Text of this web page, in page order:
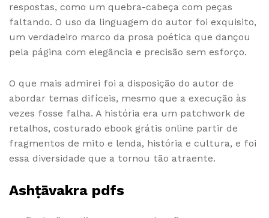
respostas, como um quebra-cabeça com peças
faltando. O uso da linguagem do autor foi exquisito,
um verdadeiro marco da prosa poética que dançou
pela página com elegância e precisão sem esforço.
O que mais admirei foi a disposição do autor de
abordar temas difíceis, mesmo que a execução às
vezes fosse falha. A história era um patchwork de
retalhos, costurado ebook grátis online partir de
fragmentos de mito e lenda, história e cultura, e foi
essa diversidade que a tornou tão atraente.
Ashṭāvakra pdfs